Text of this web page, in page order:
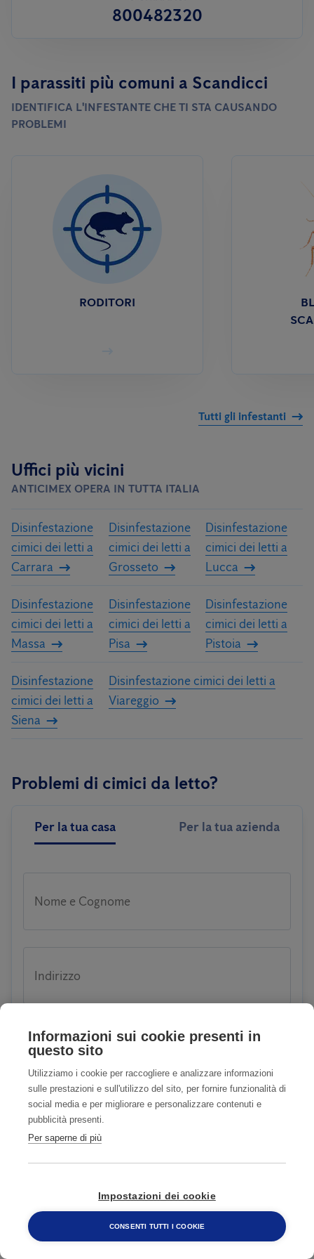
800482320
I parassiti più comuni a Scandicci
IDENTIFICA L'INFESTANTE CHE TI STA CAUSANDO
PROBLEMI
RODITORI
Tutti gli infestanti
Uffici più vicini
ANTICIMEX OPERA IN TUTTA ITALIA
Disinfestazione
cimici dei letti a
Carrara
Disinfestazione
cimici dei letti a
Grosseto
Disinfestazione
cimici dei letti a
Lucca
Disinfestazione
cimici dei letti a
Massa
Disinfestazione
cimici dei letti a
Pisa
Disinfestazione
cimici dei letti a
Pistoia
Disinfestazione
cimici dei letti a
Siena
Disinfestazione cimici dei letti a
Viareggio
Problemi di cimici da letto?
Per la tua casa Per la tua azienda
Nome e Cognome
Indirizzo
Città
CAP
800 482 320
Informazioni sui cookie presenti in
questo sito
Utilizziamo i cookie per raccogliere e analizzare informazioni
sulle prestazioni e sull'utilizzo del sito, per fornire funzionalità di
social media e per migliorare e personalizzare contenuti e
pubblicità presenti.
Per saperne di più
Impostazioni dei cookie
CONSENTI TUTTI I COOKIE